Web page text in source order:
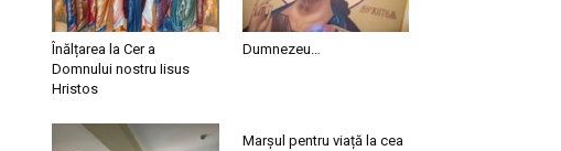
Înălțarea la Cer a
Domnului nostru Iisus
Hristos
Dumnezeu…
Marșul pentru viață la cea